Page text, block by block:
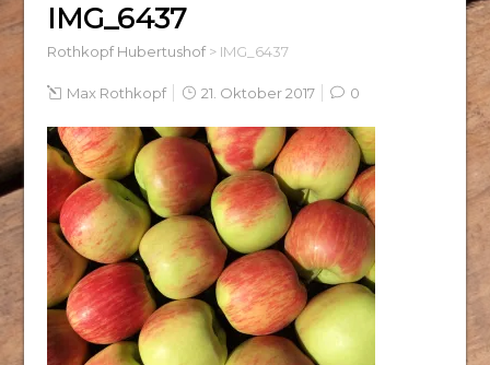
IMG_6437
Rothkopf Hubertushof> IMG_6437
Max Rothkopf 21. Oktober 2017 0